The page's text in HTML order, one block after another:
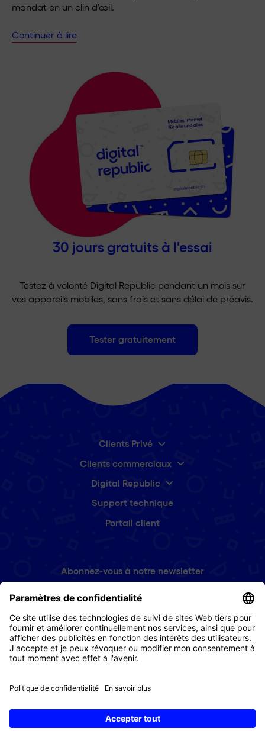
mandat en un clin d’œil.
Continuer à lire
30 jours gratuits à l'essai
Testez à volonté Digital Republic pendant un mois sur
vos appareils mobiles, sans frais et sans délai de préavis.
Tester gratuitement
Clients Privé
Clients commerciaux
Digital Republic
Support technique
Portail client
Abonnez-vous à notre newsletter
E-
mail(Nécessaire)